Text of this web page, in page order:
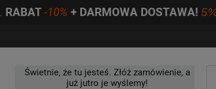
RABAT-10% + DARMOWA DOSTAWA!
Świetnie, że tu jesteś. Złóż zamówienie, a
już jutro je wyślemy!